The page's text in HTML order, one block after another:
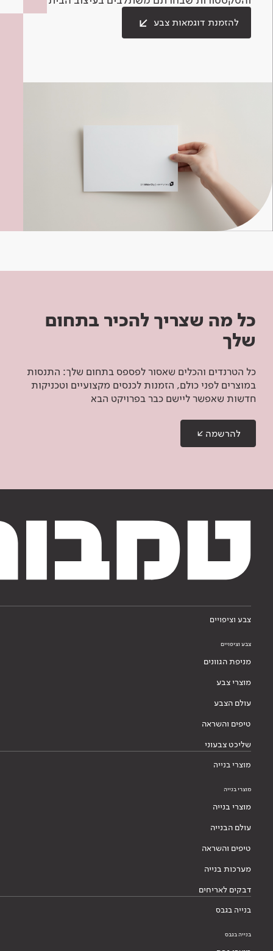
להזמנת דוגמאות צבע
כל מה שצריך להכיר בתחום
שלך
כל הטרנדים והכלים שאסור לפספס בתחום שלך: התנסות
במוצרים לפני כולם, הזמנות לכנסים מקצועיים וטכניקות
חדשות שאפשר ליישם כבר בפרויקט הבא
להרשמה
צבע וציפויים
צבע וציפויים
מניפת הגוונים
מוצרי צבע
עולם הצבע
טיפים והשראה
שליכט צבעוני
מוצרי בנייה
מוצרי בנייה
מוצרי בנייה
עולם הבנייה
טיפים והשראה
מערכות בנייה
דבקים לאריחים
בנייה בגבס
בנייה בגבס